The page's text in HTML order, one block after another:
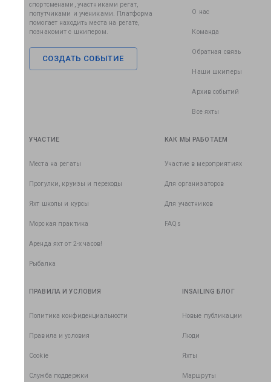
спортсменами, участниками регат,
попутчиками и учениками. Платформа
помогает находить места на регате,
познакомит с шкипером.
СОЗДАТЬ СОБЫТИЕ
О нас
Команда
Обратная связь
Наши шкиперы
Архив событий
Все яхты
УЧАСТИЕ
Места на регаты
Прогулки, круизы и переходы
Яхт школы и курсы
Морская практика
Аренда яхт от 2-х часов!
Рыбалка
КАК МЫ РАБОТАЕМ
Участие в мероприятиях
Для организаторов
Для участников
FAQs
ПРАВИЛА И УСЛОВИЯ
Политика конфиденциальности
Правила и условия
Cookie
Служба поддержки
INSAILING БЛОГ
Новые публикации
Люди
Яхты
Маршруты